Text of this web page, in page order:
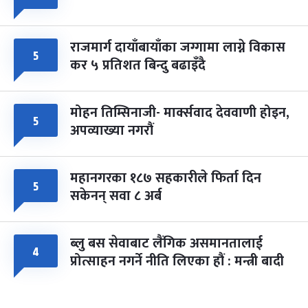
५ राजमार्ग दायाँबायाँका जग्गामा लाग्ने विकास
कर ५ प्रतिशत बिन्दु बढाइँदै
५ मोहन तिम्सिनाजी- मार्क्सवाद देववाणी होइन,
अपव्याख्या नगरौं
५ महानगरका १८७ सहकारीले फिर्ता दिन
सकेनन् सवा ८ अर्ब
४ ब्लु बस सेवाबाट लैंगिक असमानतालाई
प्रोत्साहन नगर्ने नीति लिएका हौं : मन्त्री बादी